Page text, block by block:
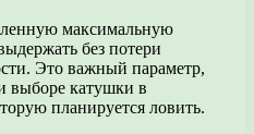
максимальную
без потери
Это важный параметр,
выборе катушки в
планируется ловить.